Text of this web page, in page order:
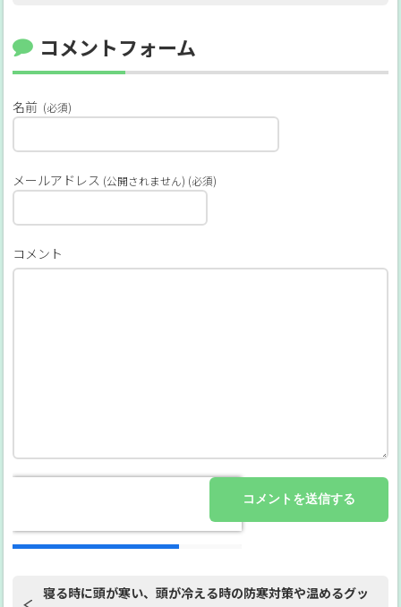
コメントフォーム
名前 (必須)
メールアドレス (公開されません) (必須)
コメント
寝る時に頭が寒い、頭が冷える時の防寒対策や温めるグッ